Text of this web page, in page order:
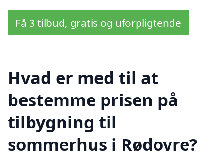
Få 3 tilbud, gratis og uforpligtende
Hvad er med til at
bestemme prisen på
tilbygning til
sommerhus i Rødovre?